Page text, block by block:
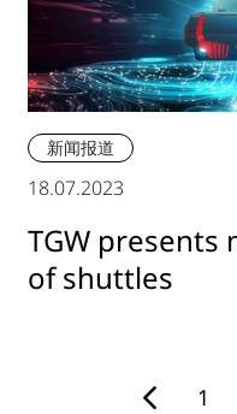
新闻报道
18.07.2023
TGW presents
of shuttles
1